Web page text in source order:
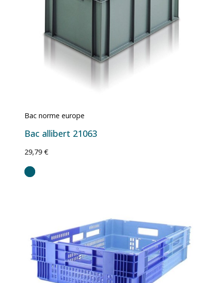
Bac norme europe
Bac allibert 21063
29,79 €